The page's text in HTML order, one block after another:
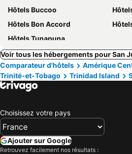
Hôtels Buccoo
Hôtels Bon Accord
Hôtels Tunapuna
Voir tous les hébergements pour San
Comparateur d'hôtels
Amérique
Trinité-et-Tobago
Trinidad Island
Choisissez votre pays
Ajouter sur Google
Retrouvez facilement nos résultats :